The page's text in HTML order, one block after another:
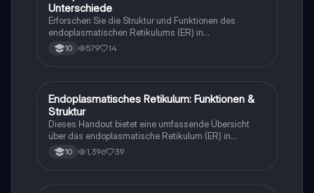
Unterschiede
Erforschen Sie die Struktur und Funktionen des
endoplasmatischen Retikulums (ER) in
eukaryotischen Zellen. Dieser Überblick behandelt die
Unterschiede zwischen glattem und rauem ER, deren
Zusammenfassung.
10 579 14
Biologie
Endoplasmatisches Retikulum: Funktionen &
Struktur
Dieses Handout bietet eine umfassende Übersicht
über das endoplasmatische Retikulum (ER) in
eukaryotischen Zellen. Es behandelt die Definition,
den Aufbau (glattes und raues ER), die
10 1,396 39